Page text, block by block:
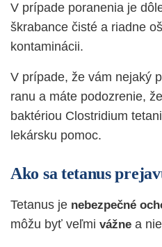
V prípade poranenia je
škrabance čisté a riadne
kontaminácii.
V prípade, že vám nejaký
ranu a máte podozrenie,
baktériou Clostridium
lekársku pomoc.
Ako sa tetanus
Tetanus je nebezpečné
môžu byť veľmi vážne a